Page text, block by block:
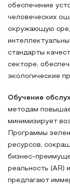
обеспечение
человеческих
окружающую
стандарты
секторе,
экологические
Обучение
методам
минимизирует
Программы
ресурсов,
бизнес-
реальность (AR)
предлагают